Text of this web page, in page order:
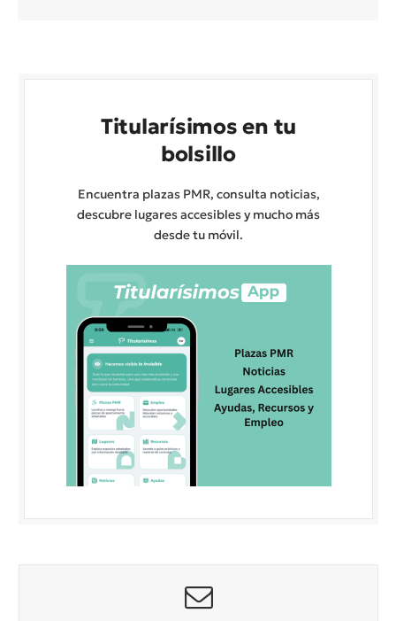
Titularísimos en tu
bolsillo
Encuentra plazas PMR, consulta noticias,
descubre lugares accesibles y mucho más
desde tu móvil.